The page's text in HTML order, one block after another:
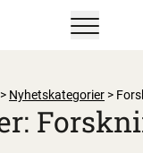
Vis/skjul
> Nyhetskategorier >